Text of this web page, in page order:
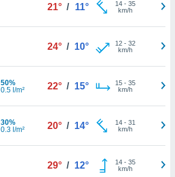
21° / 11° 14- 35
km/h
24° / 10° 12- 32
km/h
50%
0.5 l/m²
22° / 15° 15- 35
km/h
30%
0.3 l/m²
20° / 14° 14- 31
km/h
29° / 12° 14- 35
km/h